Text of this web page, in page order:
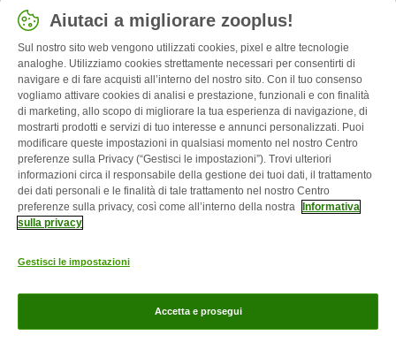
Seleziona Paese
Italia / IT
Follow zooplus
Chi siamo Carriera
smaltimento
Contatto Spese e tempi di consegna
Metodi di
Aiutaci a migliorare zooplus!
Sul nostro sito web vengono utilizzati cookies, pixel e altre tecnologie
analoghe. Utilizziamo cookies strettamente necessari per consentirti di
navigare e di fare acquisti all’interno del nostro sito. Con il tuo consenso
vogliamo attivare cookies di analisi e prestazione, funzionali e con finalità
di marketing, allo scopo di migliorare la tua esperienza di navigazione, di
mostrarti prodotti e servizi di tuo interesse e annunci personalizzati. Puoi
modificare queste impostazioni in qualsiasi momento nel nostro Centro
preferenze sulla Privacy (“Gestisci le impostazioni”). Trovi ulteriori
informazioni circa il responsabile della gestione dei tuoi dati, il trattamento
dei dati personali e le finalità di tale trattamento nel nostro Centro
preferenze sulla privacy, così come all’interno della nostra
Informativa
sulla privacy
Gestisci le impostazioni
Accetta e prosegui